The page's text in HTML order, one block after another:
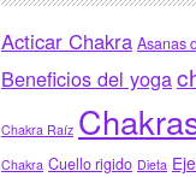
Acticar Chakra Asanas
Beneficios del yoga
Chakra Raíz
Chakra Cuello rigido Dieta